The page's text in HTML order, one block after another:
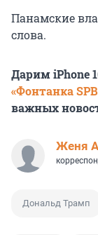
Панамские
слова.
Дарим iPhone
«Фонтанка
важных
Женя
Дональд Трамп